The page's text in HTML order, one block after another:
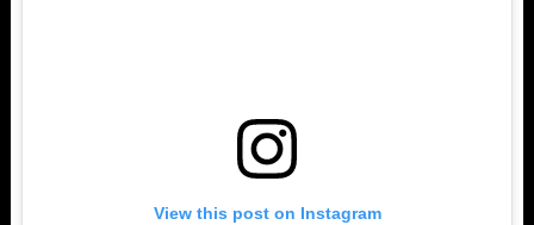
View this post on Instagram